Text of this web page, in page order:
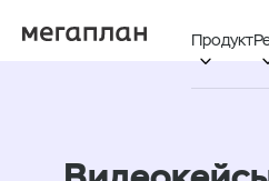
Продукт
